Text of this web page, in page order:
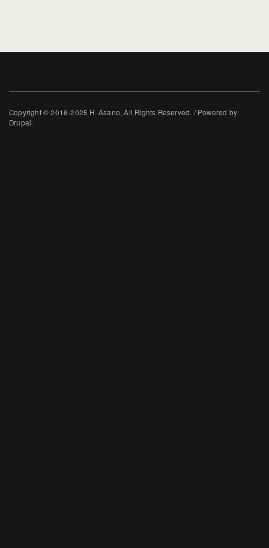
Copyright © 2016-2025 H. Asano, All Rights Reserved. / Powered by
Drupal.